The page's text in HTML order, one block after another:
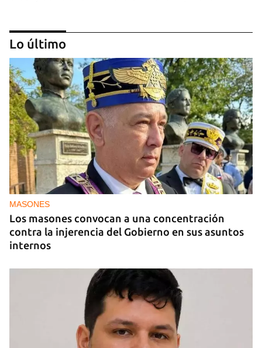
MIAMI
La hija de un diplomático castrista expulsado de
EE UU en 2003 está bajo custodia del ICE
Lo último
MASONES
Los masones convocan a una concentración
contra la injerencia del Gobierno en sus asuntos
internos